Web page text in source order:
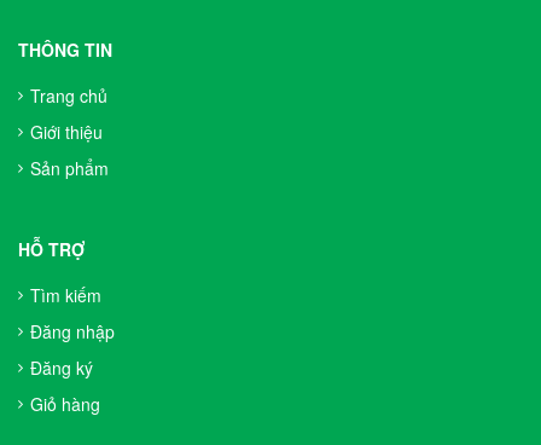
THÔNG TIN
Trang chủ
Giới thiệu
Sản phẩm
HỖ TRỢ
Tìm kiếm
Đăng nhập
Đăng ký
Giỏ hàng